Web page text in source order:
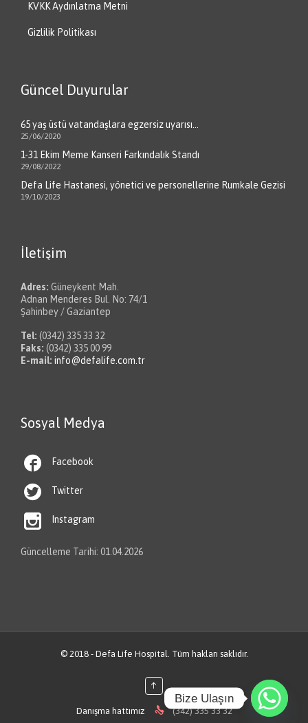
KVKK Aydınlatma Metni
Gizlilik Politikası
Güncel Duyurular
65 yaş üstü vatandaşlara egzersiz uyarısı…
25/06/2020
1-31 Ekim Meme Kanseri Farkındalık Standı
29/08/2022
Defa Life Hastanesi, yönetici ve personellerine Rumkale Gezisi
19/10/2023
İletişim
Adres: Güneykent Mah.
Adnan Menderes Bul. No: 74/1
Şahinbey / Gaziantep
Tel: (0342) 335 33 32
Faks: (0342) 335 00 99
E-mail: info@defalife.com.tr
Sosyal Medya
 Facebook
 Twitter
 Instagram
Güncelleme Tarihi: 01.04.2026
© 2018 - Defa Life Hospital. Tüm hakları saklıdır.
↑
Danışma hattımız  (342) 335 33 32
Bize Ulaşın